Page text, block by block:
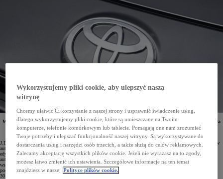
W rankingu J.D. Power 2024 U.S. Vehicle Dependability Study Toyota awansowała na pozycję lidera
wśród marek popularnych. Aż 5 jej modeli triumfowało pod względem niezawodności w swoich
J.D. Power to wiodąca amerykańska organizacja konsumencka, która analizuje dane zebrane od użytkowników
aut i na ich podstawie co roku tworzy ranking o nazwie U.S. Vehicle Dependability Study. W najnowszej
edycji badania, które trwało od sierpnia do listopada 2023 roku, udział wzięło 30 595 właścicieli trzyletnich
aut (z 2021 roku modelowego). Ankieterzy zebrali dane na temat awarii, usterek i zakłóceń w działaniu
wszystkich elementów istotnych z punktu widzenia użytkownika w aż 184 obszarach problemowych
podzielonych na 9 kategorii, a następnie przygotowali zestawienie, w którym w tym roku sklasyfikowano aż
30 marek motoryzacyjnych.
Wykorzystujemy pliki cookie, aby ulepszyć naszą
witrynę
Chcemy ułatwić Ci korzystanie z naszej strony i usprawnić świadczenie usług,
dlatego wykorzystujemy pliki cookie, które są umieszczane na Twoim
komputerze, telefonie komórkowym lub tablecie. Pomagają one nam zrozumieć
Twoje potrzeby i ulepszać funkcjonalność naszej witryny. Są wykorzystywane do
dostarczania usług i narzędzi osób trzecich, a także służą do celów reklamowych.
Zalecamy akceptację wszystkich plików cookie. Jeżeli nie wyrażasz na to zgody,
możesz łatwo zmienić ich ustawienia. Szczegółowe informacje na ten temat
znajdziesz w naszej Polityce plików cookie.